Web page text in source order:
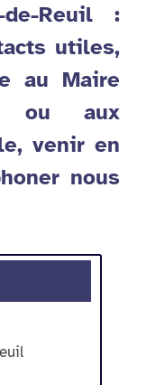
Reuil :
utiles,
au Maire
ou aux
venir en
nous